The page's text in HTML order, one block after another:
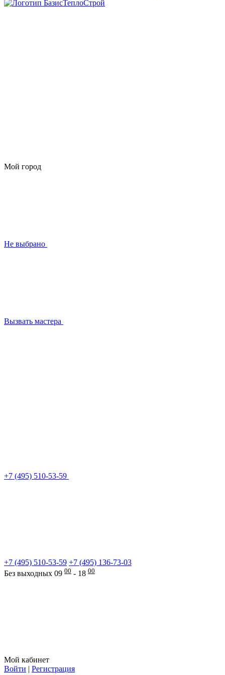
Мой город
Не выбрано
Вызвать мастера
+7 (495) 510-53-59
+7 (495) 510-53-59 +7 (495) 136-73-03
Без выходных 09 00 - 18 00
Мой кабинет
Войти | Регистрация